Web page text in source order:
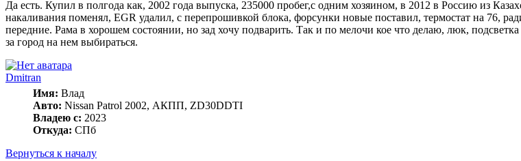
Да есть. Купил в полгода как, 2002 года выпуска, 235000 пробег,с одним хозяином, в 2012 в Россию из
накаливания поменял, EGR удалил, с перепрошивкой блока, форсунки новые поставил, термостат на 76,
передние. Рама в хорошем состоянии, но зад хочу подварить. Так и по мелочи кое что делаю, люк,
за город на нем выбираться.
Dmitran
Имя: Влад
Авто: Nissan Patrol 2002, АКПП, ZD30DDTI
Владею с: 2023
Откуда: СПб
Вернуться к началу